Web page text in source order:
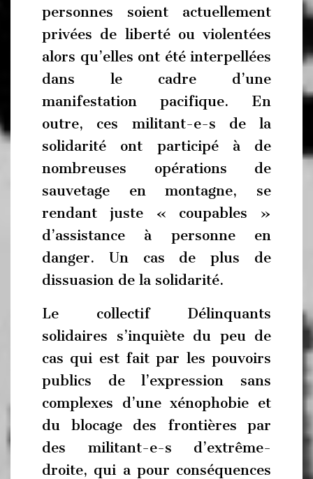
personnes soient actuellement
privées de liberté ou violentées
alors qu’elles ont été interpellées
dans le cadre d’une
manifestation pacifique. En
outre, ces militant-e-s de la
solidarité ont participé à de
nombreuses opérations de
sauvetage en montagne, se
rendant juste « coupables »
d’assistance à personne en
danger. Un cas de plus de
dissuasion de la solidarité.
Le collectif Délinquants
solidaires s’inquiète du peu de
cas qui est fait par les pouvoirs
publics de l’expression sans
complexes d’une xénophobie et
du blocage des frontières par
des militant-e-s d’extrême-
droite, qui a pour conséquences